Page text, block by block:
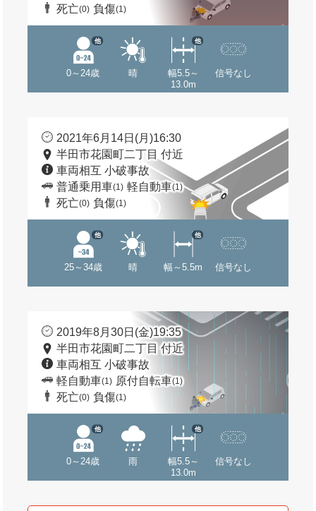
死亡(0) 負傷(1)
0～24歳
他
晴
幅5.5～
13.0m
他
信号なし
2021年6月14日(月)16:30
半田市花園町二丁目 付近
車両相互 小破事故
普通乗用車(1) 軽自動車(1)
死亡(0) 負傷(1)
25～34歳
他
晴 幅～5.5m
他
信号なし
2019年8月30日(金)19:35
半田市花園町二丁目 付近
車両相互 小破事故
軽自動車(1) 原付自転車(1)
死亡(0) 負傷(1)
0～24歳
他
雨
幅5.5～
13.0m
他
信号なし